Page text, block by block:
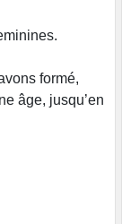
formé,
âge, jusqu’en